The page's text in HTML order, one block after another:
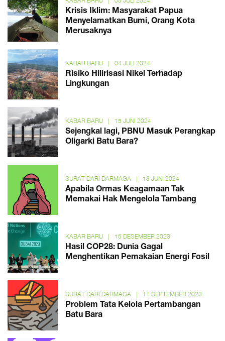
Krisis Iklim: Masyarakat Papua
Menyelamatkan Bumi, Orang Kota
Merusaknya
KABAR BARU | 04 JULI 2024
Risiko Hilirisasi Nikel Terhadap
Lingkungan
KABAR BARU | 15 JUNI 2024
Sejengkal lagi, PBNU Masuk Perangkap
Oligarki Batu Bara?
SURAT DARI DARMAGA | 13 JUNI 2024
Apabila Ormas Keagamaan Tak
Memakai Hak Mengelola Tambang
KABAR BARU | 15 DESEMBER 2023
Hasil COP28: Dunia Gagal
Menghentikan Pemakaian Energi Fosil
SURAT DARI DARMAGA | 11 SEPTEMBER 2023
Problem Tata Kelola Pertambangan
Batu Bara